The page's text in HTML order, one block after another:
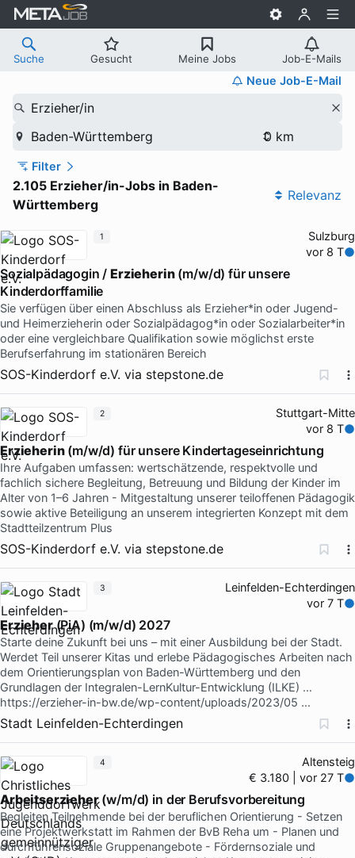
Suche Gesucht Meine Jobs Job-E-Mails
Neue Job-E-Mail
Erzieher/in
Baden-Württemberg
Filter
2.105 Erzieher/in-Jobs in Baden-
Württemberg
Relevanz
Sulzburg
vor 8 T
Sozialpädagogin /Erzieherin(m/w/d) für unsere
Kinderdorffamilie
Sie verfügen über einen Abschluss als Erzieher*in oder Jugend-
und Heimerzieherin oder Sozialpädagog*in oder Sozialarbeiter*in
oder eine vergleichbare Qualifikation sowie möglichst erste
Berufserfahrung im stationären Bereich
SOS-Kinderdorf e.V. via stepstone.de
1
Stuttgart-Mitte
vor 8 T
Erzieherin(m/w/d) für unsere Kindertageseinrichtung
Ihre Aufgaben umfassen: wertschätzende, respektvolle und
fachlich sichere Begleitung, Betreuung und Bildung der Kinder im
Alter von 1–6 Jahren - Mitgestaltung unserer teiloffenen Pädagogik
sowie aktive Beteiligung an unserem integrierten Konzept mit dem
Stadtteilzentrum Plus
SOS-Kinderdorf e.V. via stepstone.de
2
Leinfelden-Echterdingen
vor 7 T
Erzieher(PiA) (m/w/d) 2027
Starte deine Zukunft bei uns – mit einer Ausbildung bei der Stadt.
Werdet Teil unserer Kitas und erlebe Pädagogisches Arbeiten nach
dem Orientierungsplan von Baden-Württemberg und den
Grundlagen der Integralen-LernKultur-Entwicklung (ILKE) …
https://erzieher-in-bw.de/wp-content/uploads/2023/05 …
Stadt Leinfelden-Echterdingen
3
Altensteig
€ 3.180 | vor 27 T
Arbeitserzieher(w/m/d) in der Berufsvorbereitung
Begleiten Teilnehmende bei der beruflichen Orientierung - Setzen
eine Projektwerkstatt im Rahmen der BvB Reha um - Planen und
durchführensoziale Gruppenangebote - Fördernsoziale und
4